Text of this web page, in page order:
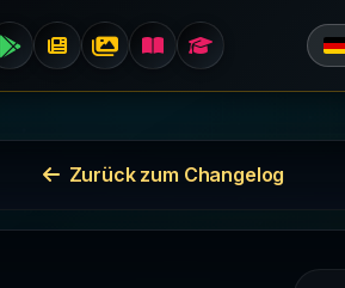
Zurück zum Changelog